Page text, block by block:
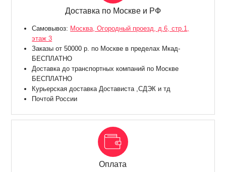
Доставка по Москве и РФ
Самовывоз: Москва, Огородный проезд, д.6, стр.1,
этаж 3
Заказы от 50000 р. по Москве в пределах Мкад-
БЕСПЛАТНО
Доставка до транспортных компаний по Москве
БЕСПЛАТНО
Курьерская доставка Достависта ,СДЭК и тд
Почтой России
Оплата